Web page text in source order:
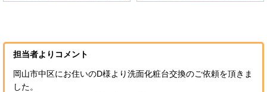
担当者よりコメント
岡山市中区にお住いのD様より洗面化粧台交換のご依頼を頂きま
した。